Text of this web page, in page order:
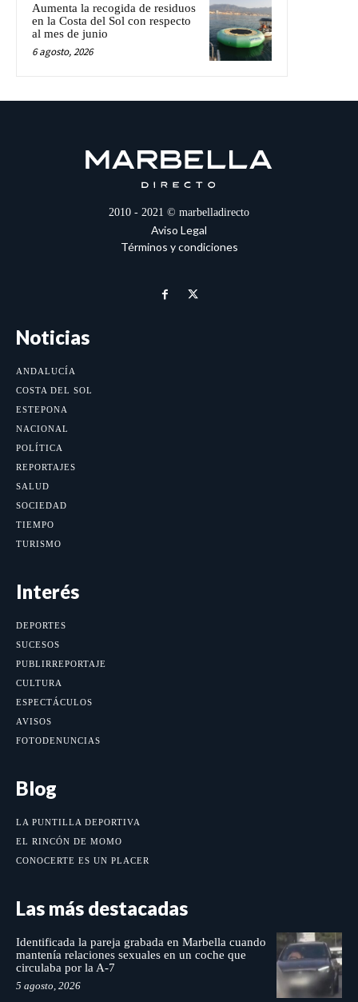
Aumenta la recogida de residuos
en la Costa del Sol con respecto
al mes de junio
6 agosto, 2026
2010 - 2021 © marbelladirecto
Aviso Legal
Términos y condiciones
Noticias
ANDALUCÍA
COSTA DEL SOL
ESTEPONA
NACIONAL
POLÍTICA
REPORTAJES
SALUD
SOCIEDAD
TIEMPO
TURISMO
Interés
DEPORTES
SUCESOS
PUBLIRREPORTAJE
CULTURA
ESPECTÁCULOS
AVISOS
FOTODENUNCIAS
Blog
LA PUNTILLA DEPORTIVA
EL RINCÓN DE MOMO
CONOCERTE ES UN PLACER
Las más destacadas
Identificada la pareja grabada en Marbella cuando
mantenía relaciones sexuales en un coche que
circulaba por la A-7
5 agosto, 2026